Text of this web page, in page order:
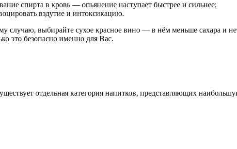
спирта в кровь — опьянение наступает быстрее и сильнее;
вздутие и интоксикацию.
случаю, выбирайте сухое красное вино — в нём меньше сахара и
это безопасно именно для Вас.
отдельная категория напитков, представляющих